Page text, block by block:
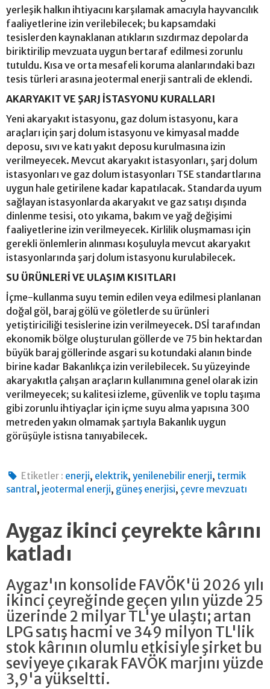
yerleşik halkın ihtiyacını karşılamak amacıyla hayvancılık
faaliyetlerine izin verilebilecek; bu kapsamdaki
tesislerden kaynaklanan atıkların sızdırmaz depolarda
biriktirilip mevzuata uygun bertaraf edilmesi zorunlu
tutuldu. Kısa ve orta mesafeli koruma alanlarındaki bazı
tesis türleri arasına jeotermal enerji santrali de eklendi.
AKARYAKIT VE ŞARJ İSTASYONU KURALLARI
Yeni akaryakıt istasyonu, gaz dolum istasyonu, kara
araçları için şarj dolum istasyonu ve kimyasal madde
deposu, sıvı ve katı yakıt deposu kurulmasına izin
verilmeyecek. Mevcut akaryakıt istasyonları, şarj dolum
istasyonları ve gaz dolum istasyonları TSE standartlarına
uygun hale getirilene kadar kapatılacak. Standarda uyum
sağlayan istasyonlarda akaryakıt ve gaz satışı dışında
dinlenme tesisi, oto yıkama, bakım ve yağ değişimi
faaliyetlerine izin verilmeyecek. Kirlilik oluşmaması için
gerekli önlemlerin alınması koşuluyla mevcut akaryakıt
istasyonlarında şarj dolum istasyonu kurulabilecek.
SU ÜRÜNLERİ VE ULAŞIM KISITLARI
İçme-kullanma suyu temin edilen veya edilmesi planlanan
doğal göl, baraj gölü ve göletlerde su ürünleri
yetiştiriciliği tesislerine izin verilmeyecek. DSİ tarafından
ekonomik bölge oluşturulan göllerde ve 75 bin hektardan
büyük baraj göllerinde asgari su kotundaki alanın binde
birine kadar Bakanlıkça izin verilebilecek. Su yüzeyinde
akaryakıtla çalışan araçların kullanımına genel olarak izin
verilmeyecek; su kalitesi izleme, güvenlik ve toplu taşıma
gibi zorunlu ihtiyaçlar için içme suyu alma yapısına 300
metreden yakın olmamak şartıyla Bakanlık uygun
görüşüyle istisna tanıyabilecek.
Etiketler : enerji, elektrik,yenilenebilir enerji, termik
santral , jeotermal enerji, güneş enerjisi, çevre mevzuatı
Aygaz ikinci çeyrekte kârını
katladı
Aygaz'ın konsolide FAVÖK'ü 2026 yılı
ikinci çeyreğinde geçen yılın yüzde 25
üzerinde 2 milyar TL'ye ulaştı; artan
LPG satış hacmi ve 349 milyon TL'lik
stok kârının olumlu etkisiyle şirket bu
seviyeye çıkarak FAVÖK marjını yüzde
3,9'a yükseltti.